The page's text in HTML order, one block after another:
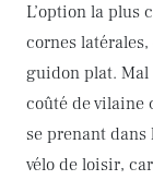
L’option la plus
cornes
guidon plat. Mal
coûté de vilaine
se prenant
vélo de loisir,